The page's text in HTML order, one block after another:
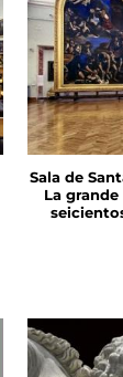
Sala de
La